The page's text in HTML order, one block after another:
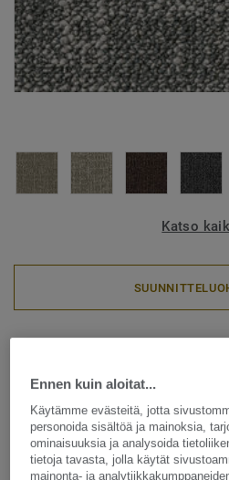
Katso
Metallic Shades -
Shades AA57
Ennen kuin aloitat...
Käytämme evästeitä, jotta
personoida sisältöä ja mainoksia,
ominaisuuksia ja analysoida
tietoja tavasta, jolla käytät
mainonta- ja